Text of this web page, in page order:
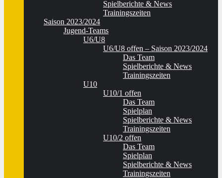
Spielberichte & News
Trainingszeiten
Saison 2023/2024
Jugend-Teams
U6/U8
U6/U8 offen – Saison 2023/2024
Das Team
Spielberichte & News
Trainingszeiten
U10
U10/1 offen
Das Team
Spielplan
Spielberichte & News
Trainingszeiten
U10/2 offen
Das Team
Spielplan
Spielberichte & News
Trainingszeiten